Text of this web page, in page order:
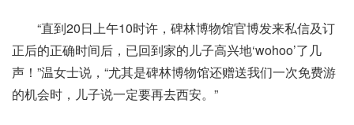
“直到20日上午10时许，碑林博物馆官博发来私信及订
正后的正确时间后，已回到家的儿子高兴地‘wohoo’了几
声！”温女士说，“尤其是碑林博物馆还赠送我们一次免费游
的机会时，儿子说一定要再去西安。”